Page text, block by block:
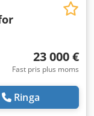
23 000 €
Fast pris plus moms
Ringa